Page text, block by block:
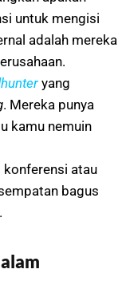
untuk mengisi
adalah mereka
yang
. Mereka punya
kamu nemuin
atau
bagus